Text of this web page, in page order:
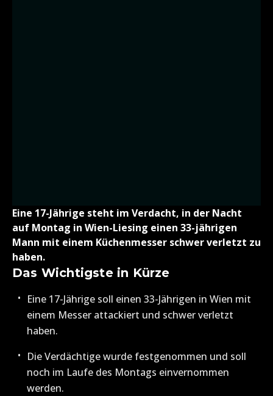
Eine 17-Jährige steht im Verdacht, in der Nacht
auf Montag in Wien-Liesing einen 33-jährigen
Mann mit einem Küchenmesser schwer verletzt zu
haben.
Das Wichtigste in Kürze
Eine 17-Jährige soll einen 33-Jährigen in Wien mit
einem Messer attackiert und schwer verletzt
haben.
Die Verdächtige wurde festgenommen und soll
noch im Laufe des Montags einvernommen
werden.